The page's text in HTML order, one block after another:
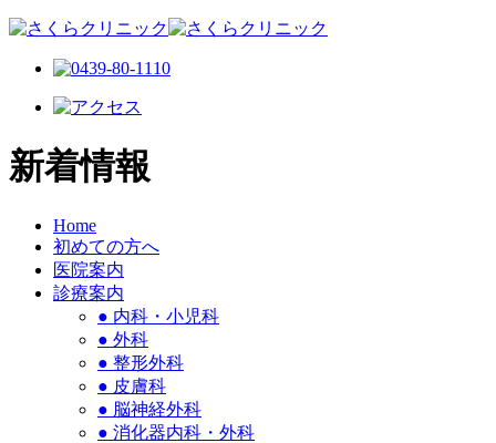
新着情報
Home
初めての方へ
医院案内
診療案内
● 内科・小児科
● 外科
● 整形外科
● 皮膚科
● 脳神経外科
● 消化器内科・外科